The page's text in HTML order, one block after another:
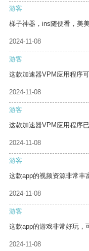
游客
梯子神器，ins随便看，美
2024-11-08
游客
这款加速器VPM应用程序
2024-11-08
游客
这款加速器VPM应用程序
2024-11-08
游客
这款app的视频资源非常丰
2024-11-08
游客
这款app的游戏非常好玩，
2024-11-08